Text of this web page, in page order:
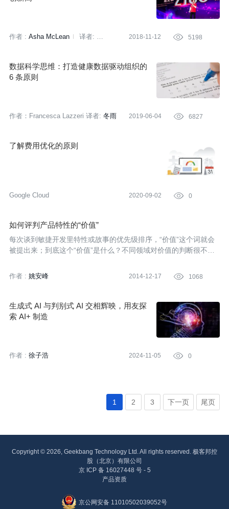
作者 : Asha McLean
译者:
2018-11-12  5198
数据科学思维：打造健康数据驱动组织的
6 条原则
作者：Francesca Lazzeri 译者: 冬雨 2019-06-04  6827
了解费用优化的原则
Google Cloud 2020-09-02  0
如何评判产品特性的“价值”
每次谈到敏捷开发里特性或故事的优先级排序，“价值”这个词就会
被提出来；到底这个“价值”是什么？不同领域对价值的判断很不一
还是有章可循。以下所提到“产品”皆泛指以上两种类型的软件系
作者 : 姚安峰 2014-12-17  1068
生成式 AI 与判别式 AI 交相辉映，用友探
索 AI+ 制造
作者 : 徐子浩 2024-11-05  0
1 2 3 下一页 尾页
Copyright © 2026, Geekbang Technology Ltd. All rights reserved. 极客邦控
股（北京）有限公司
京 ICP 备 16027448 号 - 5
产品资质
京公网安备 11010502039052号